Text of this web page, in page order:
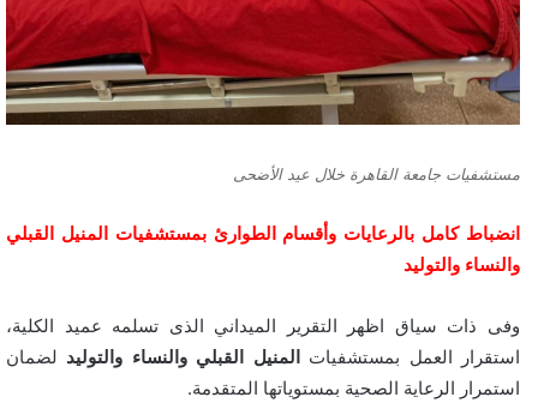
مستشفيات جامعة القاهرة خلال عيد الأضحى
انضباط كامل بالرعايات وأقسام الطوارئ بمستشفيات المنيل القبلي
والنساء والتوليد
وفى ذات سياق اظهر التقرير الميداني الذى تسلمه عميد الكلية،
استقرار العمل بمستشفياتالمنيل القبلي والنساء والتوليد لضمان
استمرار الرعاية الصحية بمستوياتها المتقدمة.